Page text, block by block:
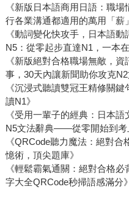
《新版日本語商用日語：職
行各業溝通都適用的萬用「薪
《動詞變化快攻手，日本語
N5：從零起步直達N1，一本
《新版絕對合格職場無敵，
事，30天內讓新聞助你攻克N2
《沉浸式聽讀雙冠王精修關
讀N1》
《受用一輩子的經典：日本
N5文法辭典——從零開始到考
《QRCode聽力魔法：絕對
憶術，頂尖題庫》
《輕鬆霸氣通關：絕對合格
字大全QRCode秒掃語感滿分》